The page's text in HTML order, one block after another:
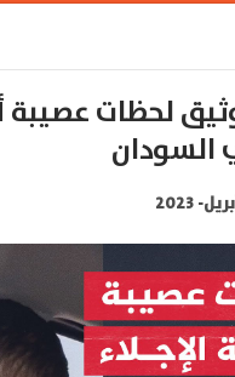
لحظات عصيبة
السودان